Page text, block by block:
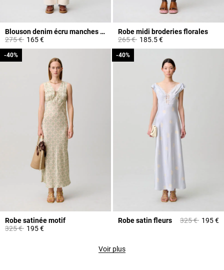
Blouson denim écru manches longues
Prix réduit à partir de
275 €à165 €
Robe midi broderies florales
Prix réduit à partir de
265 €à185.5 €
Robe satinée motif
Prix réduit à partir de
325 €à
-40%
195 €
-40%
Robe satin fleurs Prix réduit à
325 €à
-40%
195 €
-40%
Voir plus